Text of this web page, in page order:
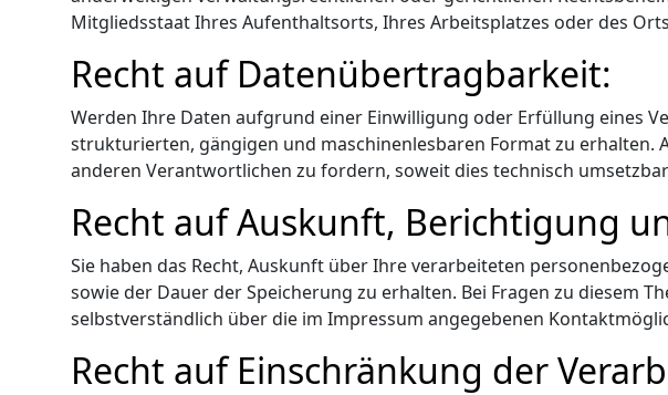
Mitgliedsstaat Ihres Aufenthaltsorts, Ihres Arbeitsplatzes oder des
Recht auf Datenübertragbarkeit:
Werden Ihre Daten aufgrund einer Einwilligung oder Erfüllung eines
strukturierten, gängigen und maschinenlesbaren Format zu erhalten.
anderen Verantwortlichen zu fordern, soweit dies technisch
Recht auf Auskunft, Berichtigung
Sie haben das Recht, Auskunft über Ihre verarbeiteten
sowie der Dauer der Speicherung zu erhalten. Bei Fragen zu diesem
selbstverständlich über die im Impressum angegebenen
Recht auf Einschränkung der